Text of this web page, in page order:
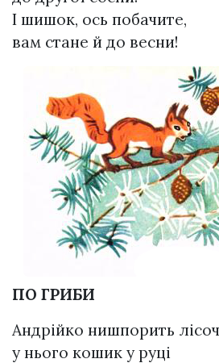
І шишок, ось побачите,
вам стане й до весни!
ПО ГРИБИ
Андрійко нишпорить
у нього кошик у руці